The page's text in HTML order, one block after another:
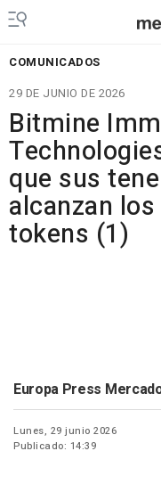
COMUNICADOS
29 DE JUNIO DE 2026
Bitmine
que sus
alcanzan
tokens (1)
Europa Press
Lunes, 29 junio 2026
Publicado: 14:39